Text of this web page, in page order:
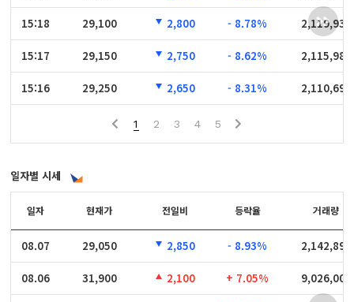
15:18
15:17
15:16
15:18 29,100 2,800 - 8.78% 2,119,937
15:17 29,150 2,750 - 8.62% 2,115,984
15:16 29,250 2,650 - 8.31% 2,110,690
1 2 3 4 5
일자별 시세
일자
08.07
08.06
일자 현재가 전일비 등락율 거래량
08.07 29,050 2,850 - 8.93% 2,142,890
08.06 31,900 2,100 + 7.05% 9,026,007